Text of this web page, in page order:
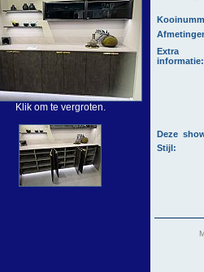
Klik om te vergroten.
Extra
informatie:
Deze
Stijl: